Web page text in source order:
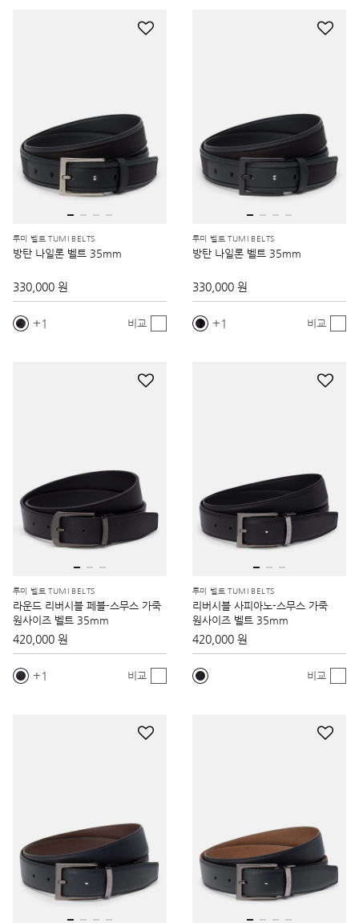
투미 벨트 TUMI BELTS
방탄 나일론 벨트 35mm
330,000 원
1 비교
투미 벨트 TUMI BELTS
방탄 나일론 벨트 35mm
330,000 원
1 비교
투미 벨트 TUMI BELTS
라운드 리버시블 페블-스무스 가죽
원사이즈 벨트 35mm
420,000 원
1 비교
투미 벨트 TUMI BELTS
리버시블 사피아노-스무스 가죽
원사이즈 벨트 35mm
420,000 원
비교